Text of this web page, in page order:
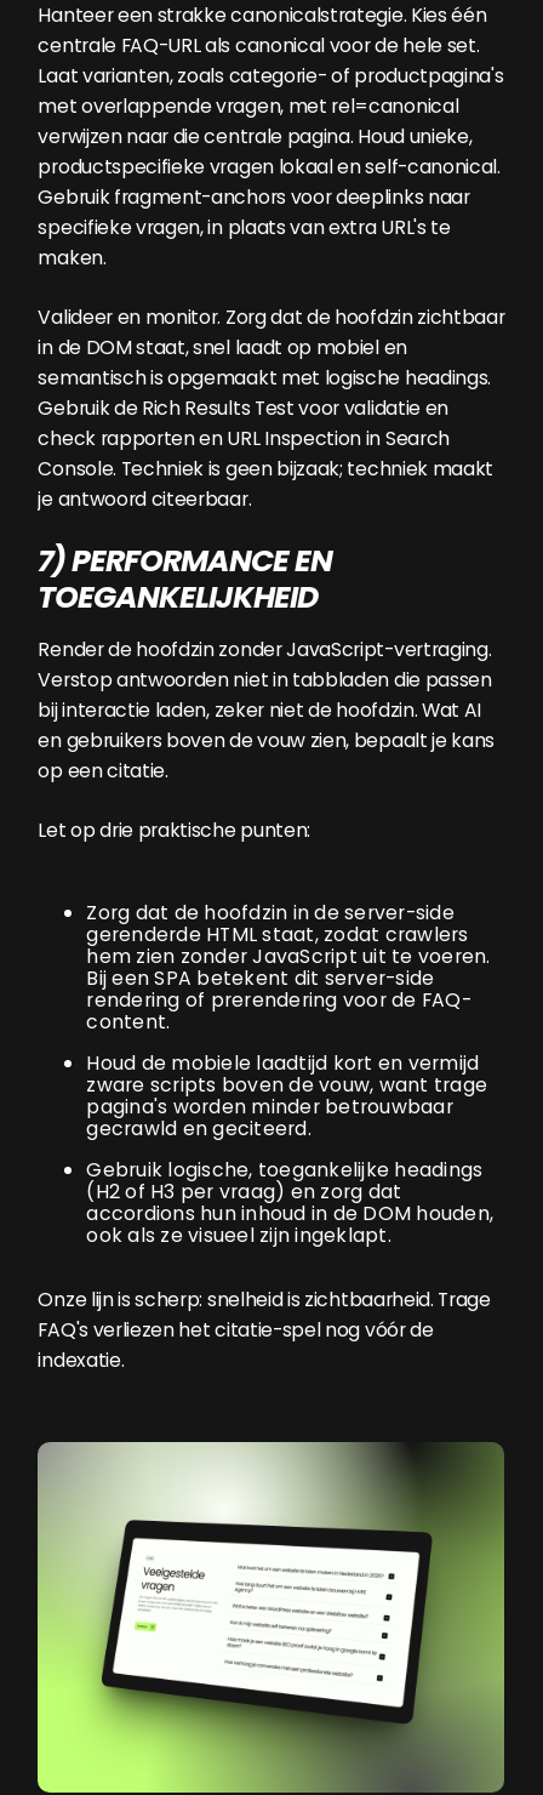
Hanteer een strakke canonicalstrategie. Kies één
centrale FAQ-URL als canonical voor de hele set.
Laat varianten, zoals categorie- of productpagina's
met overlappende vragen, met rel=canonical
verwijzen naar die centrale pagina. Houd unieke,
productspecifieke vragen lokaal en self-canonical.
Gebruik fragment-anchors voor deeplinks naar
specifieke vragen, in plaats van extra URL's te
maken.
Valideer en monitor. Zorg dat de hoofdzin zichtbaar
in de DOM staat, snel laadt op mobiel en
semantisch is opgemaakt met logische headings.
Gebruik de Rich Results Test voor validatie en
check rapporten en URL Inspection in Search
Console. Techniek is geen bijzaak; techniek maakt
je antwoord citeerbaar.
7) PERFORMANCE EN
TOEGANKELIJKHEID
Render de hoofdzin zonder JavaScript-vertraging.
Verstop antwoorden niet in tabbladen die passen
bij interactie laden, zeker niet de hoofdzin. Wat AI
en gebruikers boven de vouw zien, bepaalt je kans
op een citatie.
Let op drie praktische punten:
Zorg dat de hoofdzin in de server-side
gerenderde HTML staat, zodat crawlers
hem zien zonder JavaScript uit te voeren.
Bij een SPA betekent dit server-side
rendering of prerendering voor de FAQ-
content.
Houd de mobiele laadtijd kort en vermijd
zware scripts boven de vouw, want trage
pagina's worden minder betrouwbaar
gecrawld en geciteerd.
Gebruik logische, toegankelijke headings
(H2 of H3 per vraag) en zorg dat
accordions hun inhoud in de DOM houden,
ook als ze visueel zijn ingeklapt.
Onze lijn is scherp: snelheid is zichtbaarheid. Trage
FAQ's verliezen het citatie-spel nog vóór de
indexatie.